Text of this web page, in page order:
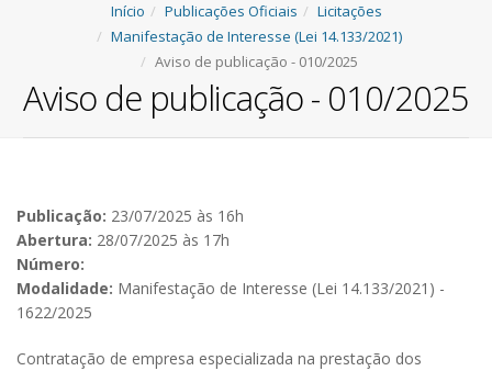
Início Publicações Oficiais
Licitações
Manifestação de Interesse (Lei 14.133/2021)
Aviso de publicação - 010/2025
Aviso de publicação - 010/2025
Publicação: 23/07/2025 às 16h
Abertura: 28/07/2025 às 17h
Número:
Modalidade: Manifestação de Interesse (Lei 14.133/2021) -
1622/2025
Contratação de empresa especializada na prestação dos